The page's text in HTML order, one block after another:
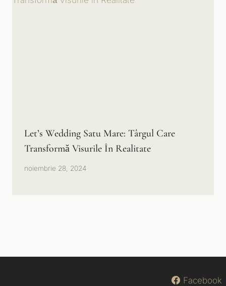
Let’s Wedding Satu Mare: Târgul Care
Transformă Visurile În Realitate
noiembrie 28, 2024
Facebook